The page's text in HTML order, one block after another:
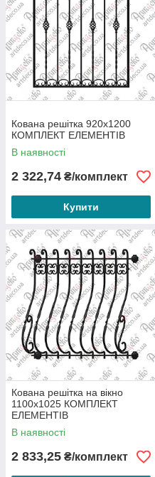
Кована решітка 920х1200
КОМПЛЕКТ ЕЛЕМЕНТІВ
В наявності
2 322,74 ₴/комплект
Купити
Кована решітка на вікно
1100х1025 КОМПЛЕКТ
ЕЛЕМЕНТІВ
В наявності
2 833,25 ₴/комплект